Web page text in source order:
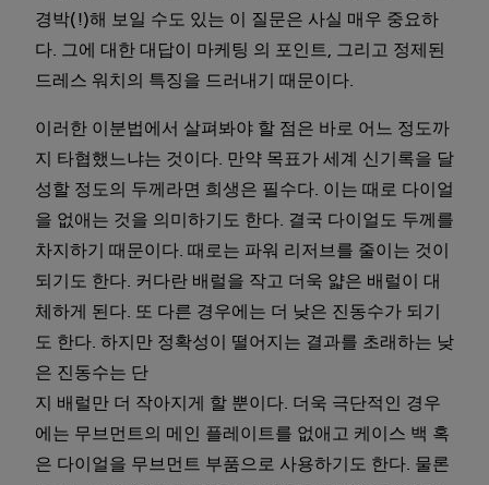
경박(!)해 보일 수도 있는 이 질문은 사실 매우 중요하
다. 그에 대한 대답이 마케팅 의 포인트, 그리고 정제된
드레스 워치의 특징을 드러내기 때문이다.
이러한 이분법에서 살펴봐야 할 점은 바로 어느 정도까
지 타협했느냐는 것이다. 만약 목표가 세계 신기록을 달
성할 정도의 두께라면 희생은 필수다. 이는 때로 다이얼
을 없애는 것을 의미하기도 한다. 결국 다이얼도 두께를
차지하기 때문이다. 때로는 파워 리저브를 줄이는 것이
되기도 한다. 커다란 배럴을 작고 더욱 얇은 배럴이 대
체하게 된다. 또 다른 경우에는 더 낮은 진동수가 되기
도 한다. 하지만 정확성이 떨어지는 결과를 초래하는 낮
은 진동수는 단
지 배럴만 더 작아지게 할 뿐이다. 더욱 극단적인 경우
에는 무브먼트의 메인 플레이트를 없애고 케이스 백 혹
은 다이얼을 무브먼트 부품으로 사용하기도 한다. 물론